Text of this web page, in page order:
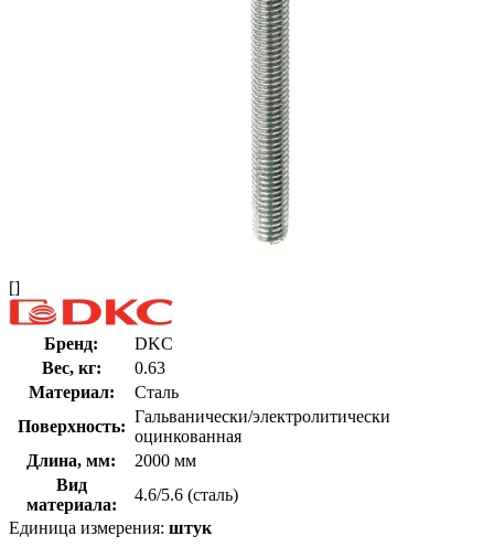
[]
Бренд:
DKC
Вес, кг:
0.63
Материал:
Сталь
Поверхность:
Гальванически/электролитически
оцинкованная
Длина, мм:
2000 мм
Вид
материала:
4.6/5.6 (сталь)
Единица измерения: штук